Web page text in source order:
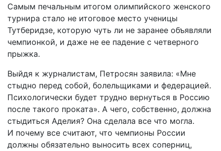
Самым печальным итогом олимпийского женского
турнира стало не итоговое место ученицы
Тутберидзе, которую чуть ли не заранее объявляли
чемпионкой, и даже не ее падение с четверного
прыжка.
Выйдя к журналистам, Петросян заявила: «Мне
стыдно перед собой, болельщиками и федерацией.
Психологически будет трудно вернуться в Россию
после такого проката». А чего, собственно, должна
стыдиться Аделия? Она сделала все что могла.
И почему все считают, что чемпионы России
должны обязательно выносить всех соперниц,